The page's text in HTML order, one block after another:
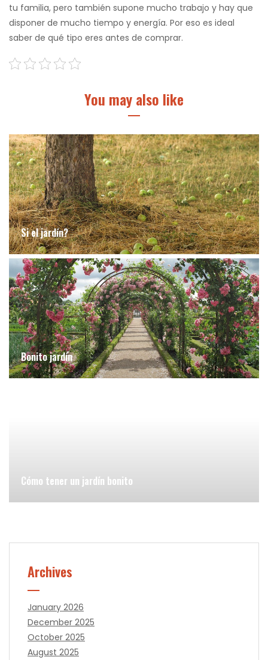
tu familia, pero también supone mucho trabajo y hay que
disponer de mucho tiempo y energía. Por eso es ideal
saber de qué tipo eres antes de comprar.
You may also like
Si el jardín?
Bonito jardín
Cómo tener un jardín bonito
Archives
January 2026
December 2025
October 2025
August 2025